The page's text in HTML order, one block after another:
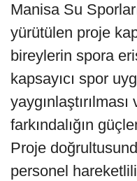
Manisa Su
yürütülen proje
bireylerin spora
kapsayıcı spor
farkındalığın
Proje
personel